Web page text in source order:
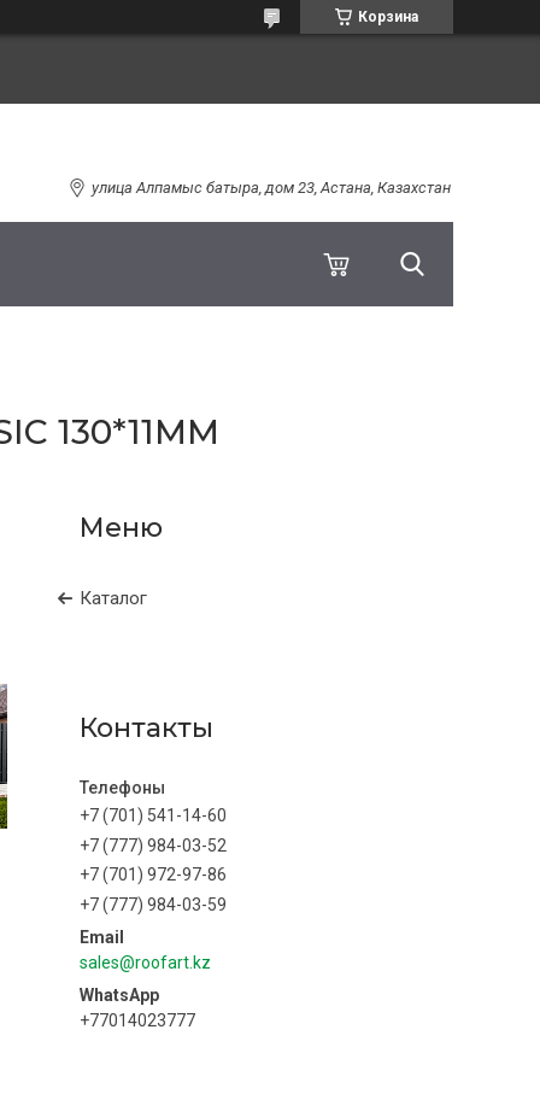
Корзина
улица Алпамыс батыра, дом 23, Астана, Казахстан
130*11ММ
Каталог
Контакты
+7 (701) 541-14-60
+7 (777) 984-03-52
+7 (701) 972-97-86
+7 (777) 984-03-59
sales@roofart.kz
+77014023777